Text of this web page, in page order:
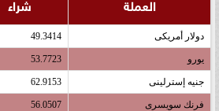
العملة شراء
دولار أمريكى 49.3414
يورو 53.7723
جنيه إسترلينى 62.9153
فرنك سويسرى 56.0507